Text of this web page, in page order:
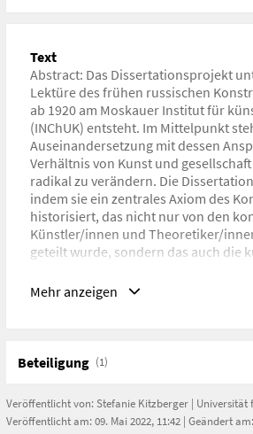
Text
Abstract: Das Dissertationsprojekt
Lektüre des frühen russischen
ab 1920 am Moskauer Institut für
(INChUK) entsteht. Im Mittelpunkt
Auseinandersetzung mit dessen
Verhältnis von Kunst und
radikal zu verändern. Die
indem sie ein zentrales Axiom des
historisiert, das nicht nur von den
Künstler/innen und Theoretiker/
geteilt wurde, sondern das auch die
fortschreitende material- und
Selbstreflexivität der Kunst zu deren
entgegen, indem es anhand der
Texte und Diskussionen der INChUK-
ihrer Modelle einer Überschreitung
Blick nimmt.
Mehr anzeigen
Beteiligung (1)
Veröffentlicht von:Stefanie Kitzberger| Universität
Veröffentlicht am: 09. Mai 2022, 11:42 | Geändert